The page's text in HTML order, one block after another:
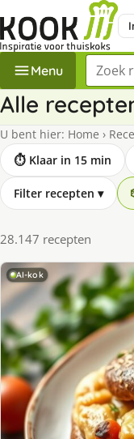
Menu Zoek
Alle
U bent hier: Home ›
⏱ Klaar in 15 min
Filter recepten ▾
28.147 recepten
AI-kok